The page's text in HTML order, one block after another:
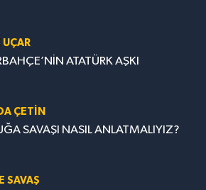
ATATÜRK AŞKI
ÇETİN
SAVAŞI NASIL ANLATMALIYIZ?
SAVAŞ